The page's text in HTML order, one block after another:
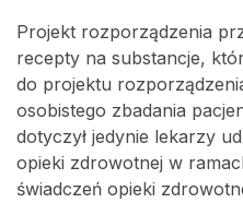
Projekt rozporządzenia
recepty na substancje,
do projektu
osobistego zbadania
dotyczył jedynie lekarzy
opieki zdrowotnej w
świadczeń opieki